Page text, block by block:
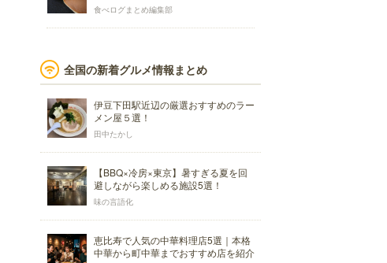
食べログまとめ編集部
全国の新着グルメ情報まとめ
伊豆下田駅近辺の厳選おすすめのラー
メン屋５選！
田中たかし
【BBQ×冷房×東京】暑すぎる夏を回
避しながら楽しめる施設5選！
味の言語化
恵比寿で人気の中華料理店5選｜本格
中華から町中華までおすすめ店を紹介